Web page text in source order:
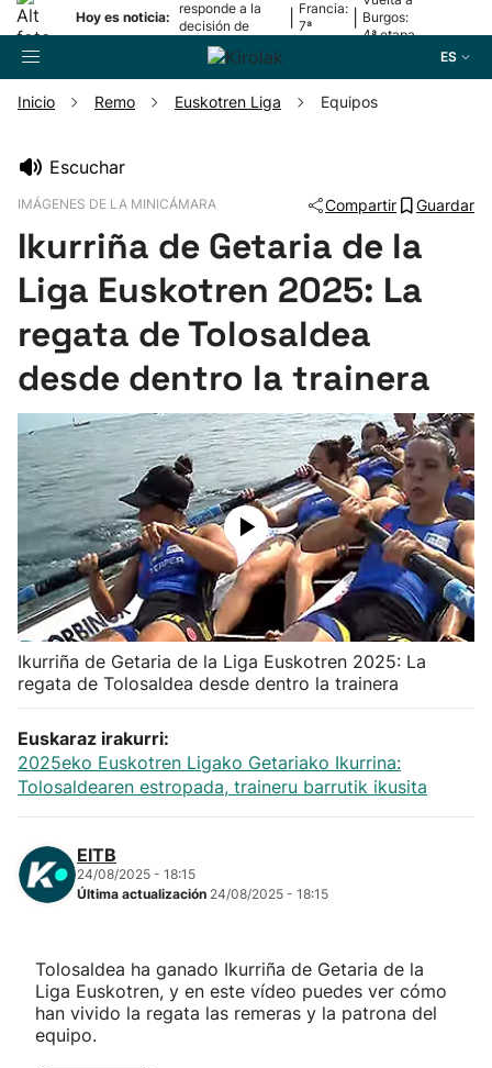
Hoy es noticia:
responde a la
decisión de
Oriamendi
Francia:
7ª
Burgos:
4ª etapa
ES
Pelota
Remo
Ciclismo
Herri-kirolak
Balonmano
Kirolak 360
Atletismo
Carreras de montaña
"Helmuga"
Inicio Remo Euskotren Liga Equipos
Escuchar
IMÁGENES DE LA MINICÁMARA Compartir Guardar
Ikurriña de Getaria de la
Liga Euskotren 2025: La
regata de Tolosaldea
desde dentro la trainera
Ikurriña de Getaria de la Liga Euskotren 2025: La
regata de Tolosaldea desde dentro la trainera
Euskaraz irakurri:
2025eko Euskotren Ligako Getariako Ikurrina:
Tolosaldearen estropada, traineru barrutik ikusita
EITB
24/08/2025 - 18:15
Última actualización 24/08/2025 - 18:15
Tolosaldea ha ganado Ikurriña de Getaria de la
Liga Euskotren, y en este vídeo puedes ver cómo
han vivido la regata las remeras y la patrona del
equipo.